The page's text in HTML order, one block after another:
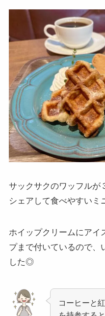
サックサクのワッフルが
シェアして食べやすいミ
ホイップクリームにアイ
プまで付いているので、
した◎
コーヒーと